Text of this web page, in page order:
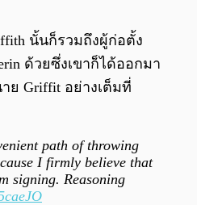
นั้นก็รวมถึงผู้ก่อตั้ง
ด้วยซึ่งเขาก็ได้ออกมา
ย Griffit อย่างเต็มที่
path of throwing
I firmly believe that
signing. Reasoning